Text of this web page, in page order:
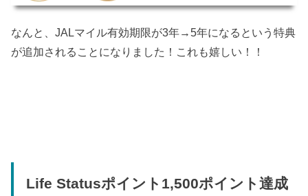
なんと、JALマイル有効期限が3年→5年になるという特典
が追加されることになりました！これも嬉しい！！
Life Statusポイント1,500ポイント達成